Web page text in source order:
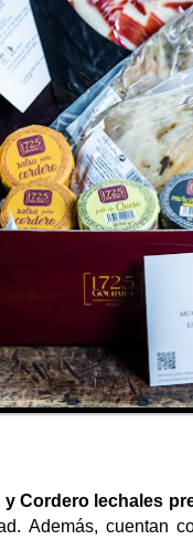
Cordero lechales
Además, cuentan